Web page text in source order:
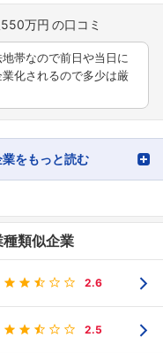
万円
帯なので前日や当日に
化されるので多少は厳
をもっと読む
類似企業
2.6
2.5